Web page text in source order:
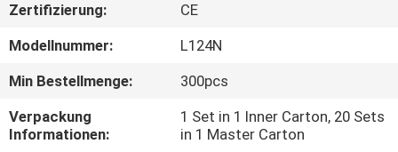
FABRIK-
AUSFLUG
QUALITÄTSKONTROLLE
Zertifizierung:
CE
Modellnummer:
L124N
Min Bestellmenge:
300pcs
Verpackung
Informationen:
1 Set in 1 Inner Carton, 20 Sets
in 1 Master Carton